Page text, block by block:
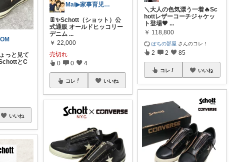
っと見て
とC
いいね
Mai▶家事育児を楽するアイテム発信🐣
👖✨Schott（ショット）公
式通販 オールドヒッコリー
デニム ...
￥ 22,000
売切れ
0 0 4
コレ いいね
＼大人の色気漂う一着🔥Sc
hottレザーコーチジャケッ
ト登場🖤 ...
￥ 118,800
ぽちの部屋 さんのコレ！
2 2 85
コレ いいね